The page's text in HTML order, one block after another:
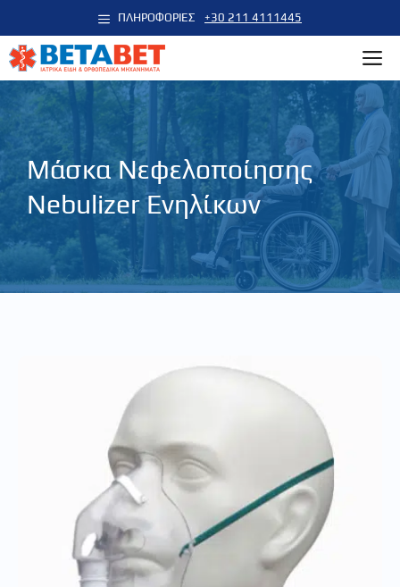
σε
περιεχόμενο
+30 211 4111445
ΠΛΗΡΟΦΟΡΙΕΣ
Μάσκα Νεφελοποίησης
Nebulizer Ενηλίκων